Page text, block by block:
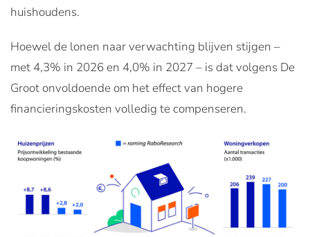
huishoudens.
Hoewel de lonen naar verwachting blijven stijgen –
met 4,3% in 2026 en 4,0% in 2027 – is dat volgens De
Groot onvoldoende om het effect van hogere
financieringskosten volledig te compenseren.